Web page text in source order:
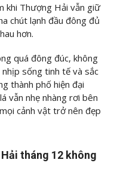
khi Thượng Hải vẫn giữ
chút lạnh đầu đông đủ
hơn.
quá đông đúc, không
sống tinh tế và sắc
thành phố hiện đại
vẫn nhẹ nhàng rơi bên
cảnh vật trở nên đẹp
tháng 12 không